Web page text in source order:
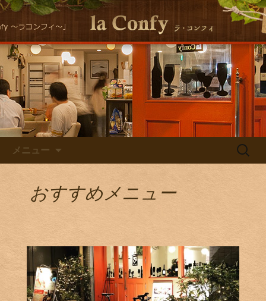
自然派イタリアン la Confyの
Staff Blog
大阪福島にある美味しくヘルシーな自
然派イタリアンla Conｆｙ （ラ・コン
フィ）の最新情報をお届けします！
メニュー
検
おすすめメニュー